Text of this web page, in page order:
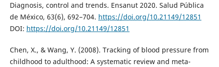
Diagnosis, control and trends. Ensanut 2020. Salud Pública
de México, 63(6), 692–704. https://doi.org/10.21149/12851
DOI: https://doi.org/10.21149/12851
Chen, X., & Wang, Y. (2008). Tracking of blood pressure from
childhood to adulthood: A systematic review and meta-